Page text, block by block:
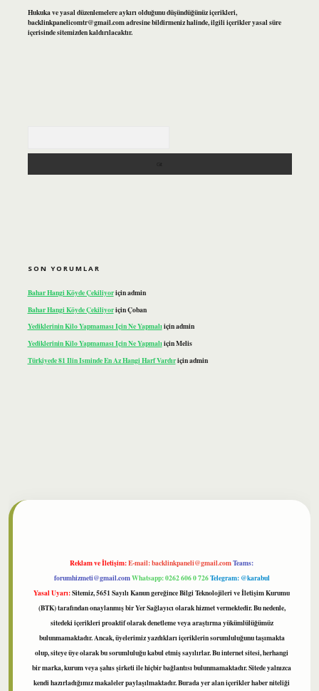
Hukuka ve yasal düzenlemelere aykırı olduğunu düşündüğünüz içerikleri,
backlinkpanelicomtr@gmail.comadresine bildirmeniz halinde, ilgili içerikler yasal süre
içerisinde sitemizden kaldırılacaktır.
SON YORUMLAR
Bahar Hangi Köyde Çekiliyoriçinadmin
Bahar Hangi Köyde ÇekiliyoriçinÇoban
Yediklerinin Kilo Yapmaması Için Ne Yapmalıiçinadmin
Yediklerinin Kilo Yapmaması Için Ne YapmalıiçinMelis
Türkiyede 81 Ilin Isminde En Az Hangi Harf Vardıriçinadmin
Reklam ve İletişim:E-mail:backlinkpaneli@gmail.comTeams:
forumhizmeti@gmail.comWhatsapp: 0262 606 0 726Telegram: @karabul
Yasal Uyarı:Sitemiz, 5651 Sayılı Kanun gereğince Bilgi Teknolojileri ve İletişim Kurumu
(BTK) tarafından onaylanmış bir Yer Sağlayıcı olarak hizmet vermektedir. Bu nedenle,
sitedeki içerikleri proaktif olarak denetleme veya araştırma yükümlülüğümüz
bulunmamaktadır. Ancak, üyelerimiz yazdıkları içeriklerin sorumluluğunu taşımakta
olup, siteye üye olarak bu sorumluluğu kabul etmiş sayılırlar. Bu internet sitesi, herhangi
bir marka, kurum veya şahıs şirketi ile hiçbir bağlantısı bulunmamaktadır. Sitede yalnızca
kendi hazırladığımız makaleler paylaşılmaktadır. Burada yer alan içerikler haber niteliği